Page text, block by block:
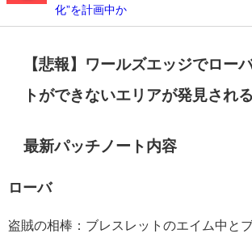
化”を計画中か
【悲報】ワールズエッジでロー
トができないエリアが発見され
最新パッチノート内容
ローバ
盗賊の相棒：ブレスレットのエイム中と